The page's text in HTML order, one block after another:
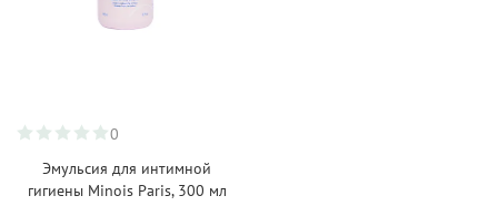
0
Эмульсия для интимной
гигиены Minois Paris, 300 мл